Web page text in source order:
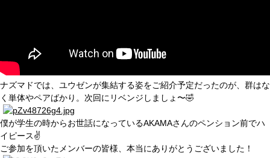
ナズマドでは、ユウゼンが集結する姿をご紹介予定だったのが、群はな
く単体やペアばかり。次回にリベンジしましょ〜🤣
僕が学生の時からお世話になっているAKAMAさんのペンション前でハ
イピース✌️
ご参加を頂いたメンバーの皆様、本当にありがとうございました！